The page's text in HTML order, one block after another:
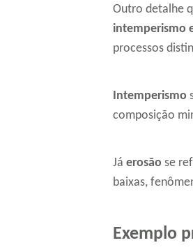
Outro detalhe
intemperismo
processos
Intemperismo
composição
Já erosão se
baixas,
Exemplo